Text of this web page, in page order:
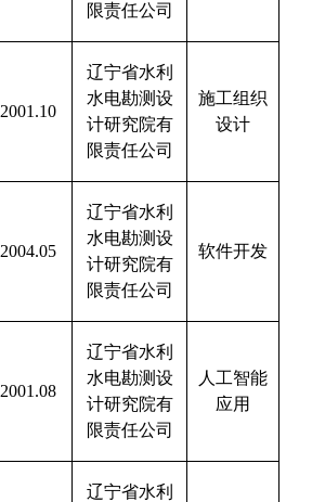
限责任公司
2001.10
辽宁省水利
水电勘测设
计研究院有
限责任公司
施工组织
设计
2004.05
辽宁省水利
水电勘测设
计研究院有
限责任公司
软件开发
2001.08
辽宁省水利
水电勘测设
计研究院有
限责任公司
人工智能
应用
辽宁省水利